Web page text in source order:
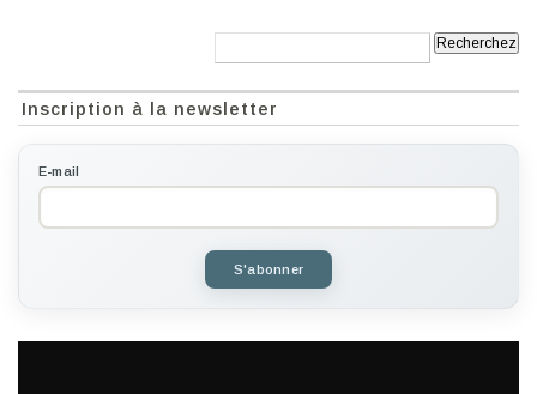
Inscription à la newsletter
E-mail
S'abonner